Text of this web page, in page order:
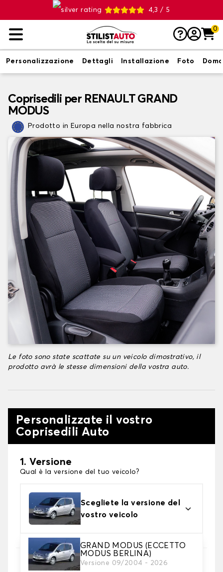
4,3 / 5
0
Personalizzazione Dettagli Installazione Foto
Coprisedili per RENAULT GRAND
MODUS
Prodotto in Europa nella nostra fabbrica
Le foto sono state scattate su un veicolo dimostrativo, il
prodotto avrà le stesse dimensioni della vostra auto.
Personalizzate il vostro
Coprisedili Auto
1. Versione
Qual è la versione del tuo veicolo?
Scegliete la versione del
vostro veicolo
GRAND MODUS (ECCETTO
MODUS BERLINA)
Versione 09/2004 - 2026
2. Set di coperture